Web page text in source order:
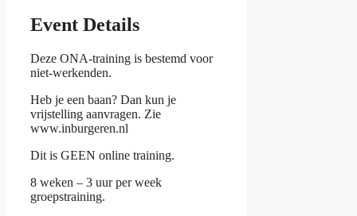
Event Details
Deze ONA-training is bestemd voor
niet-werkenden.
Heb je een baan? Dan kun je
vrijstelling aanvragen. Zie
www.inburgeren.nl
Dit is GEEN online training.
8 weken – 3 uur per week
groepstraining.